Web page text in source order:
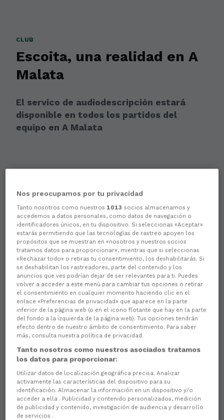
CLUB
Escoita, una realidad en A
Malata
El servico de audiodescripción estará
disponible en todos los partidos del
equipo en A Malata
Aún no hay reacciones. ¡Sé el primero!
El proyecto Escoita desembarcó el pasado
domingo en A Malata para hacer de nuestro
estadio un lugar más inclusivo y accesible para
las personas con discapacidad visua
de la disputa del partido ante el Real Oviedo,
estrenamos esteservicio de audiodescripción
estará disponible para todos los partidos de LALIGA
Hypermotion que disputemos como locales esta
temporada.
Nos preocupamos por tu privacidad
Tanto nosotros como nuestros 1013 socios almacenamos y
accedemos a datos personales, como datos de navegación o
identificadores únicos, en tu dispositivo. Si seleccionas «Aceptar»
estarás permitiendo que las tecnologías de rastreo apoyen los
propósitos que se muestran en «nosotros y nuestros socios
tratamos datos para proporcionar», mientras que si seleccionas
«Rechazar todo» o retiras tu consentimiento, los deshabilitarás. Si
se deshabilitan los rastreadores, parte del contenido y los
anuncios que ves podrían dejar de ser relevantes para ti. Puedes
volver a acceder a este menú para cambiar tus opciones o retirar
el consentimiento en cualquier momento haciendo clic en el
enlace «Preferencias de privacidad» que aparece en la parte
inferior de la página web (o en el icono flotante que hay en la parte
del fondo a la izquierda de la página web). Tus opciones tendrán
efecto dentro de nuestro ámbito de consentimiento. Para saber
más, consulta nuestra política de privacidad.
Tanto nosotros como nuestros asociados tratamos
los datos para proporcionar:
Utilizar datos de localización geográfica precisa. Analizar
activamente las características del dispositivo para su
identificación. Almacenar la información en un dispositivo y/o
acceder a ella . Publicidad y contenido personalizados, medición
de publicidad y contenido, investigación de audiencia y desarrollo
de servicios .